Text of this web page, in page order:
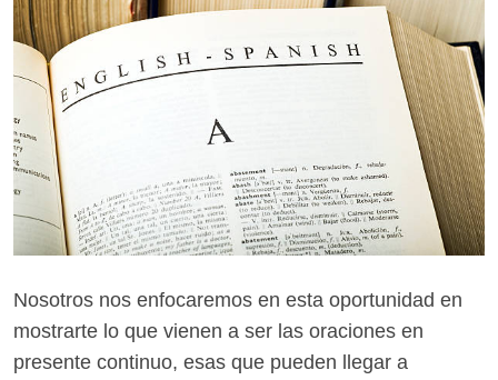
Nosotros nos enfocaremos en esta oportunidad en
mostrarte lo que vienen a ser las oraciones en
presente continuo, esas que pueden llegar a